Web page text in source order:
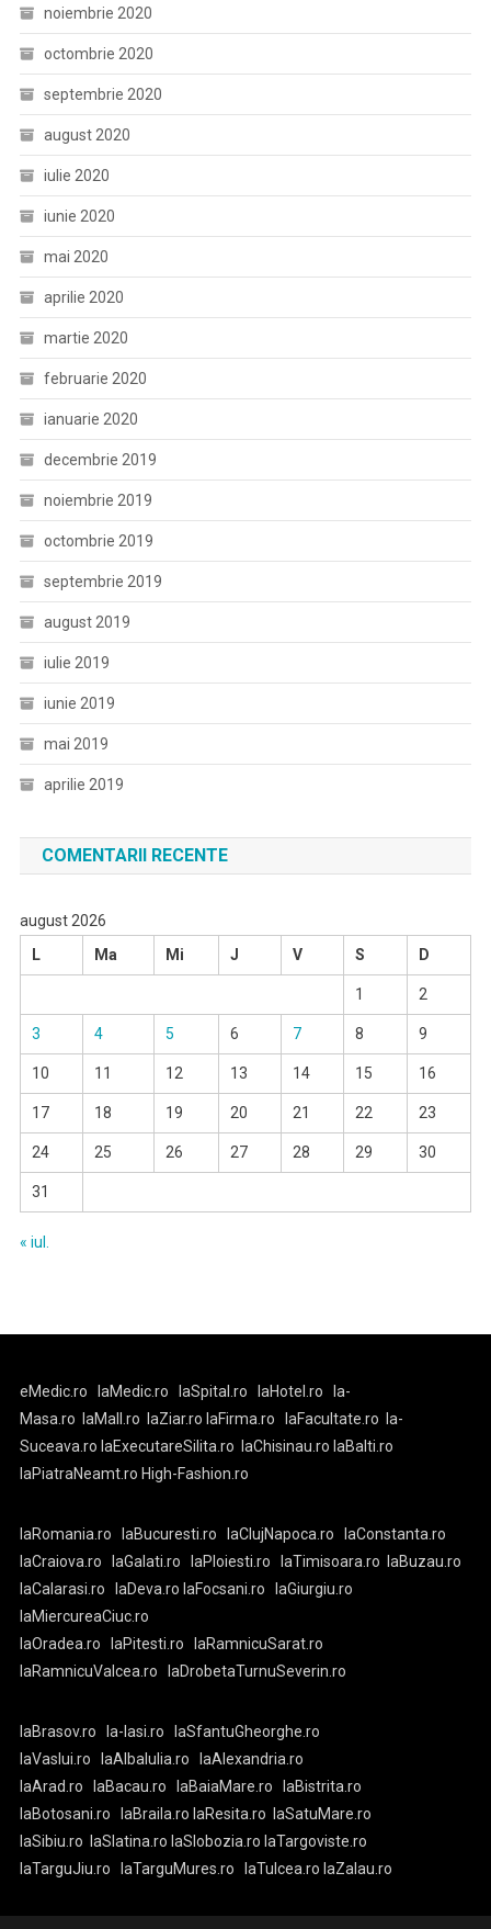
noiembrie 2020
octombrie 2020
septembrie 2020
august 2020
iulie 2020
iunie 2020
mai 2020
aprilie 2020
martie 2020
februarie 2020
ianuarie 2020
decembrie 2019
noiembrie 2019
octombrie 2019
septembrie 2019
august 2019
iulie 2019
iunie 2019
mai 2019
aprilie 2019
COMENTARII RECENTE
august 2026
L
Ma Mi J V S D
1 2
3 4 5 6 7 8 9
10 11 12 13 14 15 16
17 18 19 20 21 22 23
24 25 26 27 28 29 30
31
« iul.
eMedic.ro laMedic.ro laSpital.ro laHotel.ro
la-
Masa.ro laMall.ro laZiar.rolaFirma.ro laFacultate.ro la-
Suceava.ro laExecutareSilita.ro laChisinau.ro laBalti.ro
laPiatraNeamt.ro High-Fashion.ro
laRomania.ro laBucuresti.ro laClujNapoca.ro
laConstanta.ro
laCraiova.ro
laGalati.ro laPloiesti.ro laTimisoara.ro laBuzau.ro
laCalarasi.ro
laDeva.ro laFocsani.ro
laGiurgiu.ro
laMiercureaCiuc.ro
laOradea.ro
laPitesti.ro
laRamnicuSarat.ro
laRamnicuValcea.ro
laDrobetaTurnuSeverin.ro
laBrasov.ro la-Iasi.ro
laSfantuGheorghe.ro
laVaslui.rolaAlbaIulia.ro
laAlexandria.ro
laArad.ro
laBacau.ro laBaiaMare.ro
laBistrita.ro
laBotosani.ro
laBraila.ro laResita.ro laSatuMare.ro
laSibiu.ro laSlatina.ro laSlobozia.ro laTargoviste.ro
laTarguJiu.rolaTarguMures.ro laTulcea.rolaZalau.ro